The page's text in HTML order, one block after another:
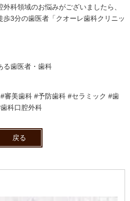
科領域のお悩みがございましたら、
3分の歯医者「クオーレ歯科クリニッ
る歯医者・歯科
審美歯科 #予防歯科 #セラミック #歯
科口腔外科
戻る